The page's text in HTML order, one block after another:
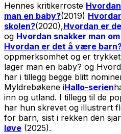
Hennes kritikerroste
man en baby?(2019)
skolen?(2020),Hvordan er
og Hvordan snakker man
Hvordan er det å være
oppmerksomhet og er
lager man en baby? og
har i tillegg begge blitt
Myldrebøkene iHallo-serien
inn og utland. I tillegg til de
har hun skrevet og illustrert
for barn, sist i rekken den
løve (2025).